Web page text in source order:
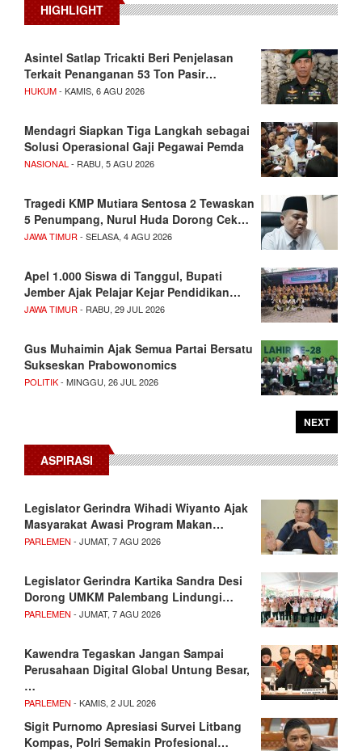
HIGHLIGHT
Asintel Satlap Tricakti Beri Penjelasan
Terkait Penanganan 53 Ton Pasir…
HUKUM- KAMIS, 6 AGU 2026
Mendagri Siapkan Tiga Langkah sebagai
Solusi Operasional Gaji Pegawai Pemda
NASIONAL - RABU, 5 AGU 2026
Tragedi KMP Mutiara Sentosa 2 Tewaskan
5 Penumpang, Nurul Huda Dorong Cek…
JAWA TIMUR - SELASA, 4 AGU 2026
Apel 1.000 Siswa di Tanggul, Bupati
Jember Ajak Pelajar Kejar Pendidikan…
JAWA TIMUR - RABU, 29 JUL 2026
Gus Muhaimin Ajak Semua Partai Bersatu
Sukseskan Prabowonomics
POLITIK- MINGGU, 26 JUL 2026
NEXT
ASPIRASI
Legislator Gerindra Wihadi Wiyanto Ajak
Masyarakat Awasi Program Makan…
PARLEMEN - JUMAT, 7 AGU 2026
Legislator Gerindra Kartika Sandra Desi
Dorong UMKM Palembang Lindungi…
PARLEMEN - JUMAT, 7 AGU 2026
Kawendra Tegaskan Jangan Sampai
Perusahaan Digital Global Untung Besar,
…
PARLEMEN - KAMIS, 2 JUL 2026
Sigit Purnomo Apresiasi Survei Litbang
Kompas, Polri Semakin Profesional…